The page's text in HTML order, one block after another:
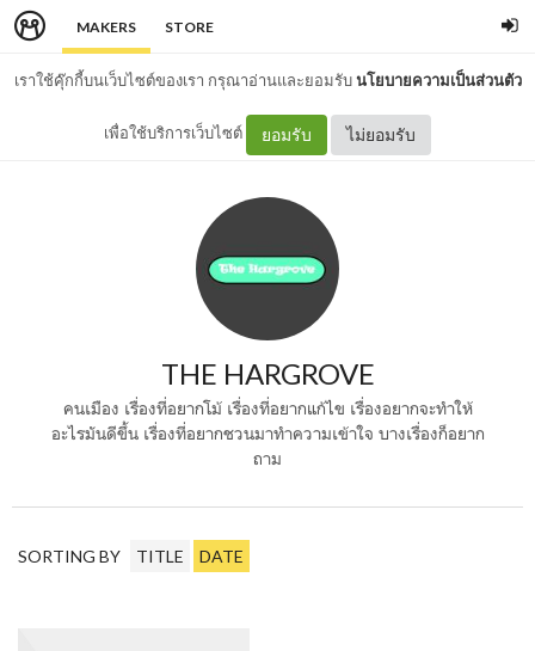
MAKERS STORE
เราใช้คุ๊กกี้บนเว็บไซต์ของเรา กรุณาอ่านและยอมรับนโยบายความเป็นส่วนตัว
เพื่อใช้บริการเว็บไซต์ ยอมรับ ไม่ยอมรับ
THE HARGROVE
คนเมือง เรื่องที่อยากโม้ เรื่องที่อยากแก้ไข เรื่องอยากจะทำให้
อะไรมันดีขึ้น เรื่องที่อยากชวนมาทำความเข้าใจ บางเรื่องก็อยาก
ถาม
SORTING BY TITLE DATE